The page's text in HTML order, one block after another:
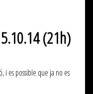
(21h)
i es possible que ja no es